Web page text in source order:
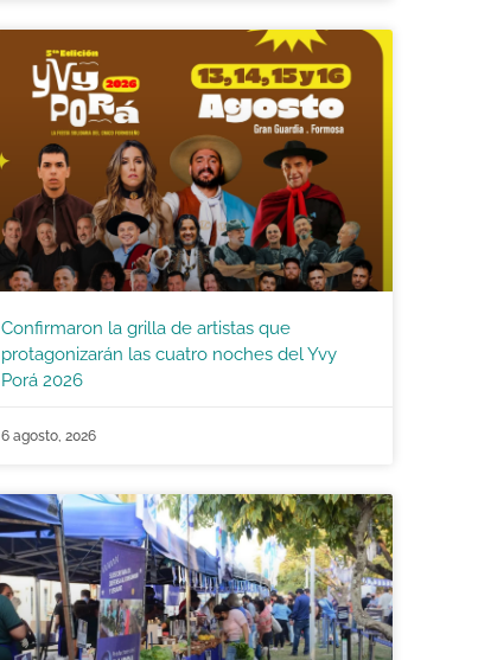
Confirmaron la grilla de artistas que
protagonizarán las cuatro noches del Yvy
Porá 2026
6 agosto, 2026